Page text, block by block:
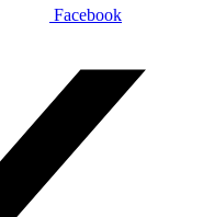
Facebook